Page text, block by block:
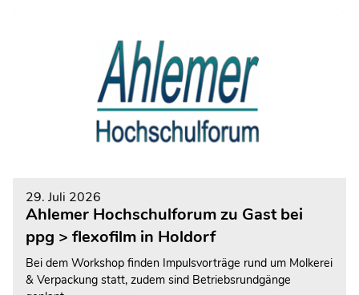
wieder mit einem abwechslungsreichen Informations- und
Mitmachangebot vertreten.
29. Juli 2026
Ahlemer Hochschulforum zu Gast bei
ppg > flexofilm in Holdorf
Bei dem Workshop finden Impulsvorträge rund um Molkerei
& Verpackung statt, zudem sind Betriebsrundgänge